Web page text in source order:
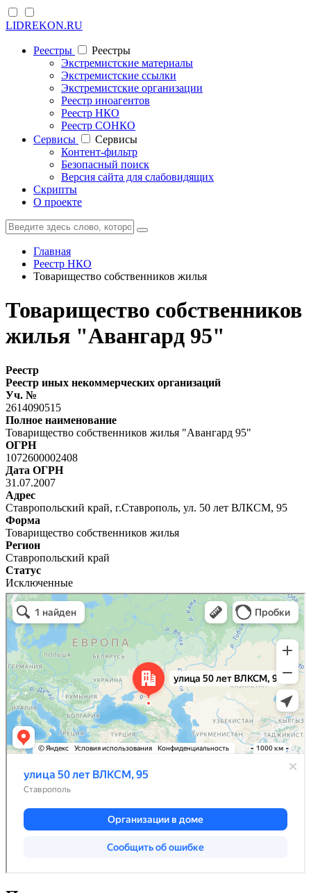
LIDREKON.RU
Реестры
Реестры
Экстремистские материалы
Экстремистские ссылки
Экстремистские организации
Реестр иноагентов
Реестр НКО
Реестр СОНКО
Cервисы
Cервисы
Контент-фильтр
Безопасный поиск
Версия сайта для слабовидящих
Скрипты
О проекте
Главная
Реестр НКО
Товарищество собственников жилья
Товарищество собственников
жилья "Авангард 95"
Реестр
Реестр иных некоммерческих организаций
Уч. №
2614090515
Полное наименование
Товарищество собственников жилья "Авангард 95"
ОГРН
1072600002408
Дата ОГРН
31.07.2007
Адрес
Ставропольский край, г.Ставрополь, ул. 50 лет ВЛКСМ, 95
Форма
Товарищество собственников жилья
Регион
Ставропольский край
Статус
Исключенные